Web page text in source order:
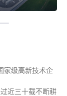
电表项目
家级高新技术企
近三十载不断耕